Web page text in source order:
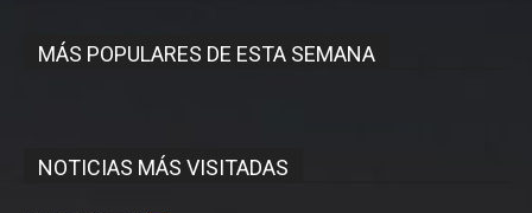
MÁS POPULARES DE ESTA SEMANA
NOTICIAS MÁS VISITADAS